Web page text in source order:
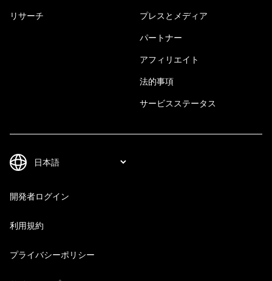
リサーチ プレスとメディア
パートナー
アフィリエイト
法的事項
サービスステータス
開発者ログイン
利用規約
プライバシーポリシー